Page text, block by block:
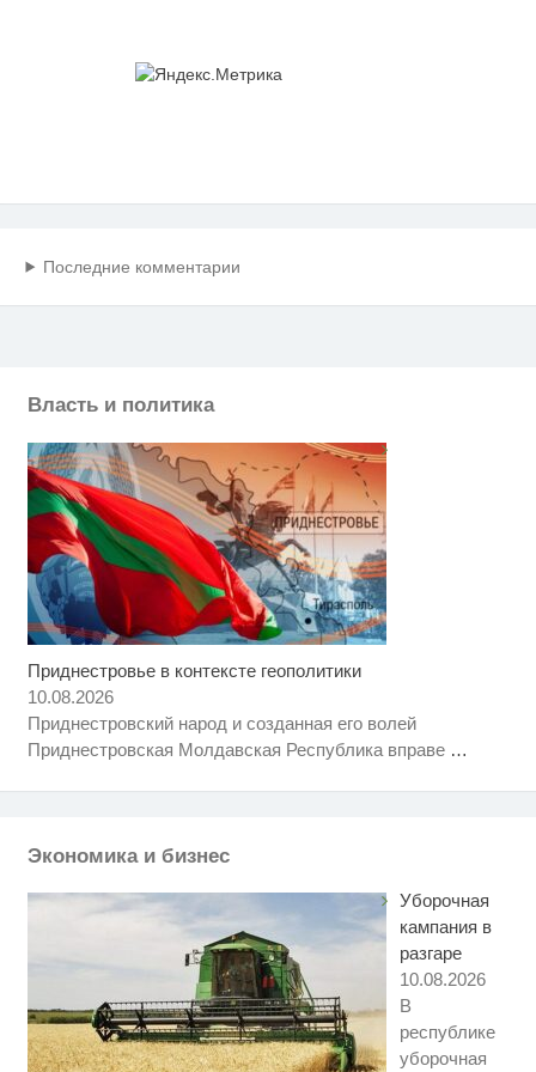
Последние комментарии
Власть и политика
Приднестровье в контексте геополитики
10.08.2026
Приднестровский народ и созданная его волей
Приднестровская Молдавская Республика вправе …
Экономика и бизнес
Уборочная
кампания в
разгаре
10.08.2026
В
республике
уборочная